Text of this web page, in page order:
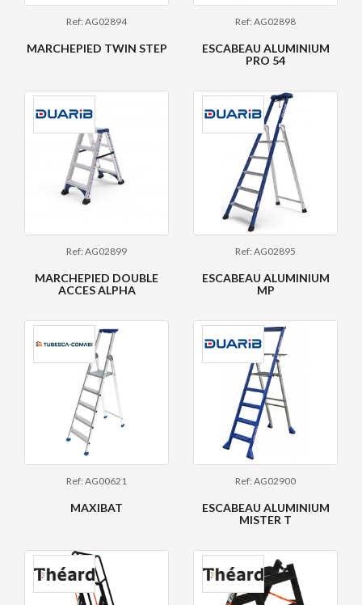
Ref: AG02894
MARCHEPIED TWIN STEP
Ref: AG02898
ESCABEAU ALUMINIUM
PRO 54
Ref: AG02899
MARCHEPIED DOUBLE
ACCES ALPHA
Ref: AG02895
ESCABEAU ALUMINIUM
MP
Ref: AG00621
MAXIBAT
Ref: AG02900
ESCABEAU ALUMINIUM
MISTER T